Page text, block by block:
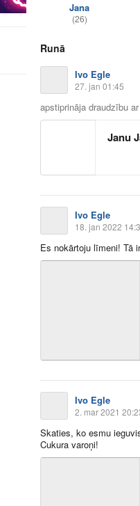
Jana
(26)
Runā
Ivo Egle
27. jan 01:45
apstiprināja draudzību ar
Janu
Ivo Egle
18. jan 2022
Es nokārtoju līmeni! Tā
Ivo Egle
2. mar 2021
Skaties, ko esmu
Cukura varoņi!